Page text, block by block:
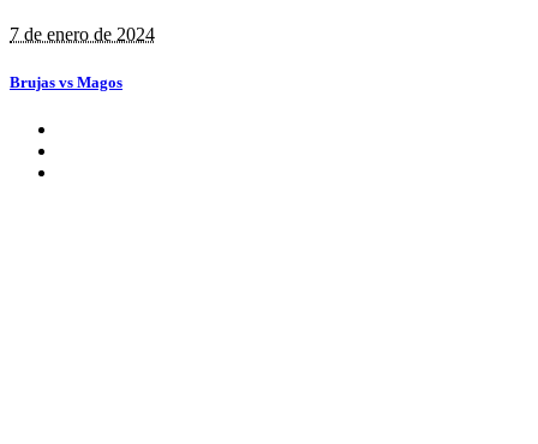
7 de enero de 2024
Brujas vs Magos